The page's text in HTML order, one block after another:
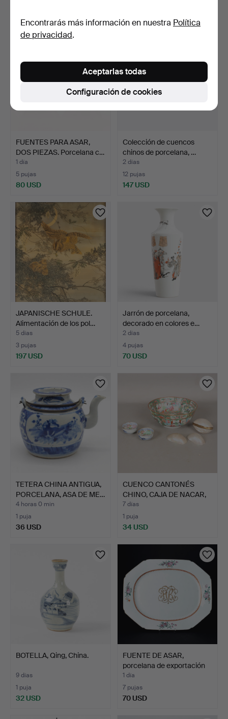
FUENTES PARA ASAR,
DOS PIEZAS. Porcelana c…
1 día
5 pujas
80 USD
Colección de cuencos
chinos de porcelana, …
2 días
12 pujas
147 USD
JAPANISCHE SCHULE.
Alimentación de los pol…
5 días
3 pujas
197 USD
Jarrón de porcelana,
decorado en colores e…
2 días
4 pujas
70 USD
TETERA CHINA ANTIGUA,
PORCELANA, ASA DE ME…
4 horas 0 min
1 puja
36 USD
CUENCO CANTONÉS
CHINO, CAJA DE NACAR,
DOS …
7 días
1 puja
34 USD
BOTELLA, Qing, China.
9 días
1 puja
32 USD
FUENTE DE ASAR,
porcelana de exportación
p…
1 día
7 pujas
70 USD
Encontrarás más información en nuestra Política
de privacidad.
Configuración de cookies
Aceptarlas todas